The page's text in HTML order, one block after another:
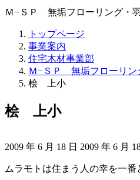
プ
動
Ｍ−ＳＰ 無垢フローリング・
トップページ
事業案内
住宅木材事業部
Ｍ−ＳＰ 無垢フローリン
桧 上小
桧 上小
2009 年 6 月 18 日 終
更
新
2009 年 6 月
ムラモトは住まう人の幸を一